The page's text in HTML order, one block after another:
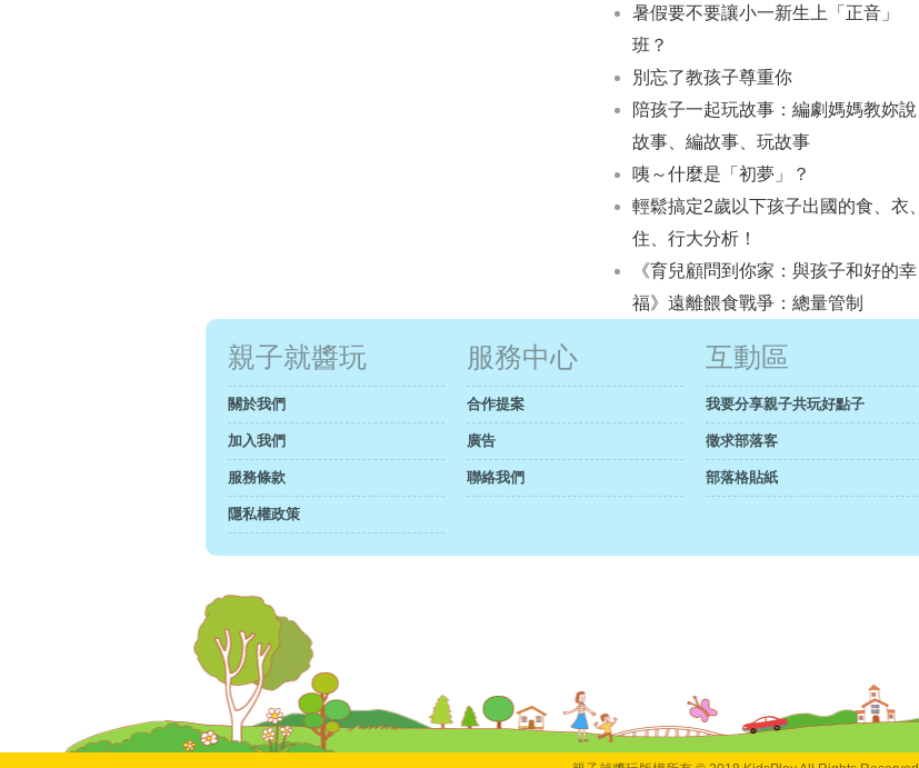
暑假要不要讓小一新生上「正音」
班？
別忘了教孩子尊重你
陪孩子一起玩故事：編劇媽媽教妳說
故事、編故事、玩故事
咦～什麼是「初夢」？
輕鬆搞定2歲以下孩子出國的食、衣、
住、行大分析！
《育兒顧問到你家：與孩子和好的幸
福》遠離餵食戰爭：總量管制
親子就醬玩
關於我們
加入我們
服務條款
隱私權政策
服務中心
合作提案
廣告
聯絡我們
互動區
我要分享親子共玩好點子
徵求部落客
部落格貼紙